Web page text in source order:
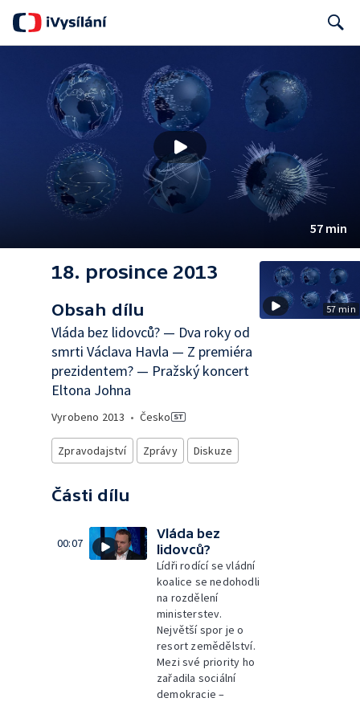
57 min
18. prosince 2013
Obsah dílu
Vláda bez lidovců? — Dva roky od
smrti Václava Havla — Z premiéra
prezidentem? — Pražský koncert
Eltona Johna
Vyrobeno 2013 • Česko
Zpravodajství Zprávy Diskuze
Části dílu
00:07
Vláda bez
lidovců?
Lídři rodící se vládní
koalice se nedohodli
na rozdělení
ministerstev.
Největší spor je o
resort zemědělství.
Mezi své priority ho
zařadila sociální
demokracie –
57 min